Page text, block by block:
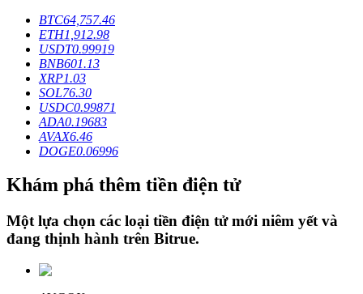
Khoản vay
BTC64,757.46
ETH1,912.98
USDT0.99919
BNB601.13
XRP1.03
SOL76.30
USDC0.99871
ADA0.19683
AVAX6.46
DOGE0.06996
Khám phá thêm tiền điện tử
Một lựa chọn các loại tiền điện tử mới niêm yết và
đang thịnh hành trên Bitrue.